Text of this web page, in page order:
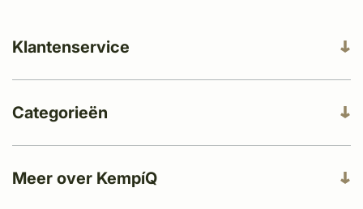
Meer over KempíQ
Klantenservice
Categorieën